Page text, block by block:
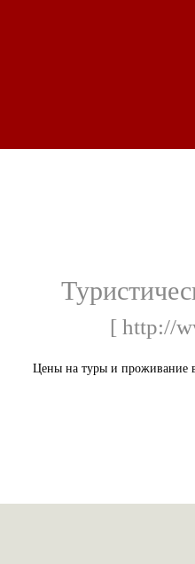
[ http://
Цены на туры и проживание